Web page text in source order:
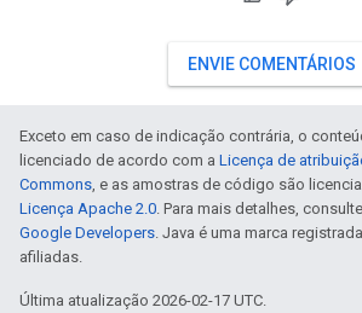
ENVIE COMENTÁRIOS
Exceto em caso de indicação contrária, o
licenciado de acordo com a Licença de
Commons, e as amostras de código são
Licença Apache 2.0. Para mais detalhes,
Google Developers. Java é uma marca
afiliadas.
Última atualização 2026-02-17 UTC.